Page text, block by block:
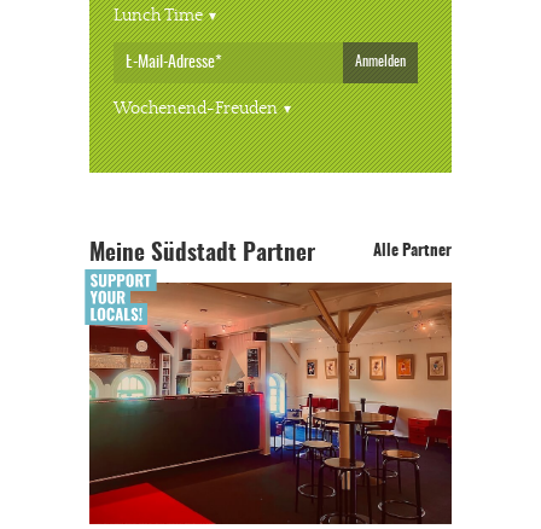
Lunch Time
Anmelden
Wochenend-Freuden
Meine Südstadt Partner Alle Partner